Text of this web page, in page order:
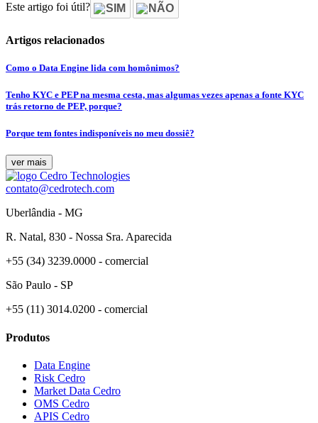
Este artigo foi útil? SIM NÃO
Artigos relacionados
Como o Data Engine lida com homônimos?
Tenho KYC e PEP na mesma cesta, mas algumas vezes apenas a fonte KYC
trás retorno de PEP, porque?
Porque tem fontes indisponíveis no meu dossiê?
ver mais
contato@cedrotech.com
Uberlândia - MG
R. Natal, 830 - Nossa Sra. Aparecida
+55 (34) 3239.0000 - comercial
São Paulo - SP
+55 (11) 3014.0200 - comercial
Produtos
Data Engine
Risk Cedro
Market Data Cedro
OMS Cedro
APIS Cedro